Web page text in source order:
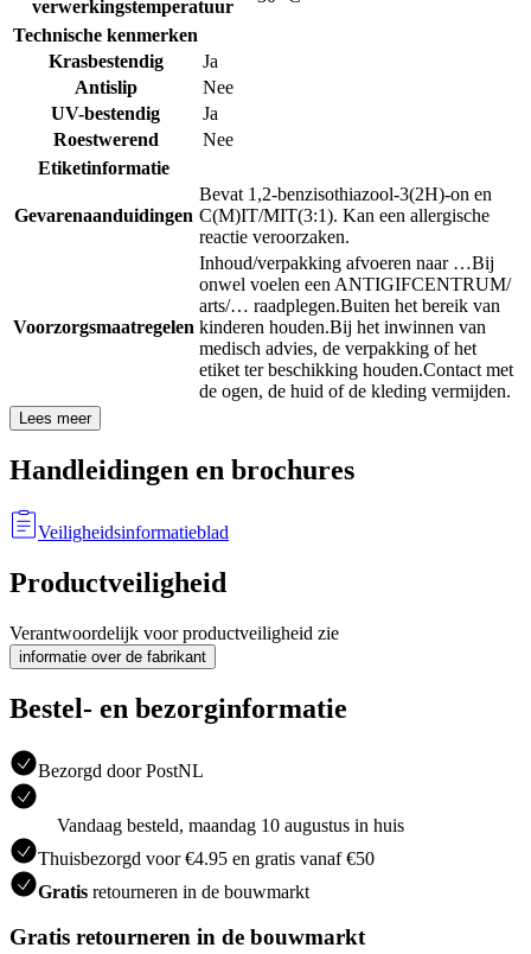
verwerkingstemperatuur
Technische kenmerken
Krasbestendig
Ja
Antislip
Nee
UV-bestendig
Ja
Roestwerend
Nee
Etiketinformatie
Gevarenaanduidingen
Bevat 1,2-benzisothiazool-3(2H)-on en
C(M)IT/MIT(3:1). Kan een allergische
reactie veroorzaken.
Voorzorgsmaatregelen
Inhoud/verpakking afvoeren naar …Bij
onwel voelen een ANTIGIFCENTRUM/
arts/… raadplegen.Buiten het bereik van
kinderen houden.Bij het inwinnen van
medisch advies, de verpakking of het
etiket ter beschikking houden.Contact met
de ogen, de huid of de kleding vermijden.
Lees meer
Handleidingen en brochures
Veiligheidsinformatieblad
Productveiligheid
Verantwoordelijk voor productveiligheid zie
informatie over de fabrikant
Bestel- en bezorginformatie
Bezorgd door PostNL
Vandaag besteld, maandag 10 augustus in huis
Thuisbezorgd voor €4.95 en gratis vanaf €50
Gratis retourneren in de bouwmarkt
Gratis retourneren in de bouwmarkt